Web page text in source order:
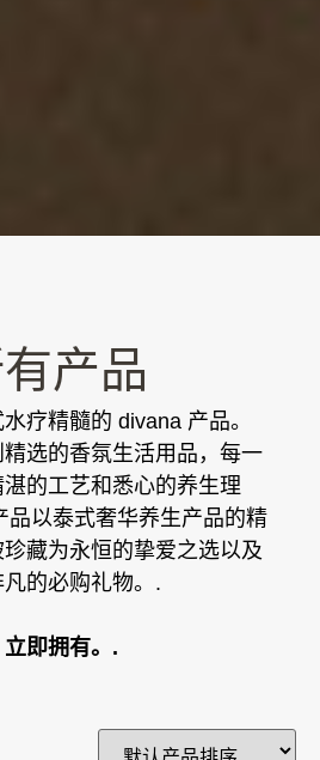
产品
疗精髓的 divana 产品。
选的香氛生活用品，每一
的工艺和悉心的养生理
品以泰式奢华养生产品的精
藏为永恒的挚爱之选以及
的必购礼物。.
即拥有。.